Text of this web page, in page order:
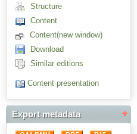
Structure
Content
Content(new window)
Download
Similar editions
Content presentation
Export metadata